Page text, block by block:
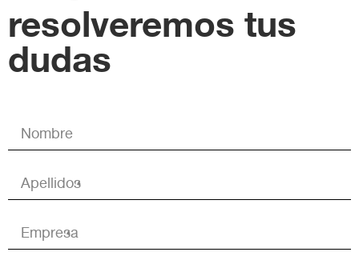
resolveremos tus
dudas